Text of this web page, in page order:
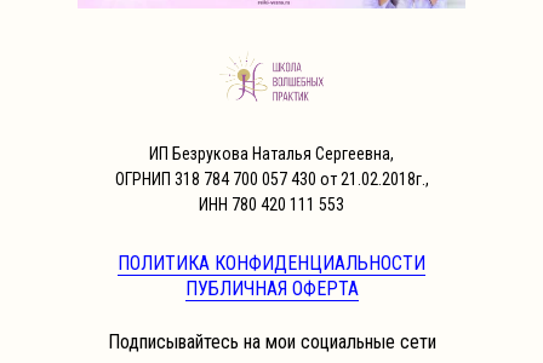
ПОЛИТИКА КОНФИДЕНЦИАЛЬНОСТИ
ПУБЛИЧНАЯ ОФЕРТА
ИП Безрукова Наталья Сергеевна,
ОГРНИП 318 784 700 057 430 от 21.02.2018г.,
ИНН 780 420 111 553
Подписывайтесь на мои социальные сети